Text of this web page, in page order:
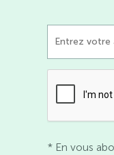
* En vous